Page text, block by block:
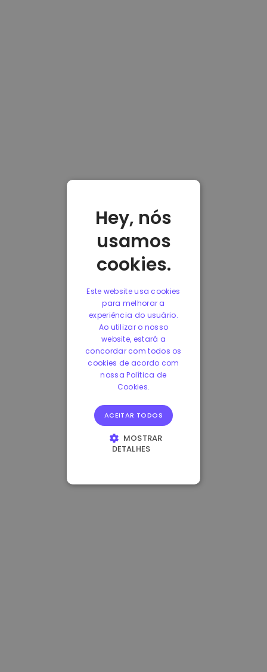
Hey, nós
usamos
cookies.
Este website usa cookies
para melhorar a
experiência do usuário.
Ao utilizar o nosso
website, estará a
concordar com todos os
cookies de acordo com
nossa Política de
Cookies.
ACEITAR TODOS
MOSTRAR
DETALHES